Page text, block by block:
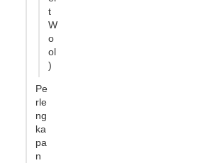
t
W
o
ol
)
Pe
rle
ng
ka
pa
n